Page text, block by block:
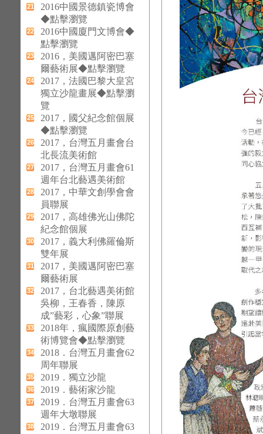
21
2016中國景德鎮瓷博會
◆點擊瀏覽
22
2016中國廈門文博會◆
點擊瀏覽
23
2016，美國邁阿密巴塞
爾藝術展◆點擊瀏覽
24
2017，法國巴黎大皇宮
獨立沙龍畫展◆點擊瀏
覽
25
2017，國父紀念館個展
◆點擊瀏覽
26
2017，台灣五月畫會台
北長流美術館
27
2017，台灣五月畫會61
週年台北藝遇美術館
28
2017，中華文創學會會
員聯展
29
2017，高雄佛光山佛陀
紀念館個展
30
2017，義大利佛羅倫斯
雙年展
31
2017，美國邁阿密巴塞
爾藝術展
32
2017，台北藝遇美術館
吳柳，王春香，陳原
成”藝彩，心象”聯展
33
2018年，瘋國際原創藝
術博覽會◆點擊瀏覽
34
2018．台灣五月畫會62
周年聯展
35 2019．獨立沙龍
36 2019．藝術家沙龍
37
2019．台灣五月畫會63
週年大墩聯展
38
2019．台灣五月畫會63